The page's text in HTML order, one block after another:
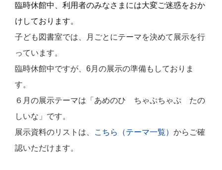
臨時休館中、利用者のみなさまには大変ご迷惑をおか
けしております。
子ども図書室では、月ごとにテーマを決めて展示を行
っています。
臨時休館中ですが、6月の展示の準備もしておりま
す。
６月の展示テーマは「あめのひ ちゃぷちゃぷ たの
しいな」です。
展示資料のリストは、
こちら（テーマ一覧） からご確
認いただけます。